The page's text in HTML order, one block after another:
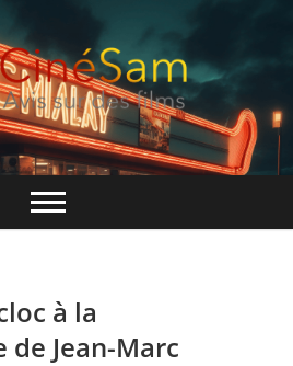
CinéSam
à la
Jean-Marc